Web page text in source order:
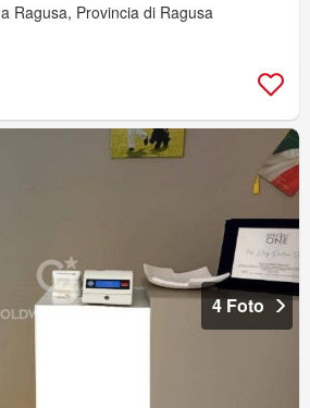
a Ragusa, Provincia di Ragusa
4 Foto